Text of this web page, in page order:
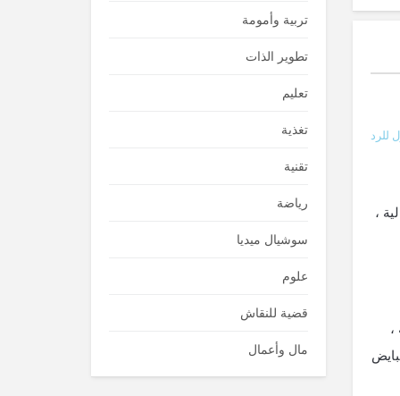
للرد
،
تربية وأمومة
تطوير الذات
تعليم
تغذية
تقنية
رياضة
سوشيال ميديا
علوم
قضية للنقاش
مال وأعمال